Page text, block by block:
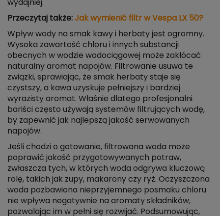
wydajniej.
Przeczytaj także: Jak wymienić filtr w Vespa LX 50?
Wpływ wody na smak kawy i herbaty jest ogromny.
Wysoka zawartość chloru i innych substancji
obecnych w wodzie wodociągowej może zakłócać
naturalny aromat napojów. Filtrowanie usuwa te
związki, sprawiając, że smak herbaty staje się
czystszy, a kawa uzyskuje pełniejszy i bardziej
wyrazisty aromat. Właśnie dlatego profesjonalni
bariści często używają systemów filtrujących wodę,
by zapewnić jak najlepszą jakość serwowanych
napojów.
Jeśli chodzi o gotowanie, filtrowana woda może
poprawić jakość przygotowywanych potraw,
zwłaszcza tych, w których woda odgrywa kluczową
rolę, takich jak zupy, makarony czy ryż. Oczyszczona
woda pozbawiona nieprzyjemnego posmaku chloru
nie wpływa negatywnie na aromaty składników,
pozwalając im w pełni się rozwijać. Podsumowując,